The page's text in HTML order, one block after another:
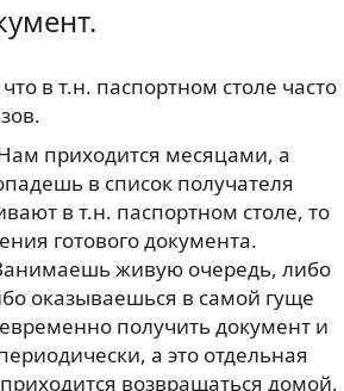
в т.н. паспортном столе часто
приходится месяцами, а
в список получателя
в т.н. паспортном столе, то
готового документа.
живую очередь, либо
оказываешься в самой гуще
получить документ и
а это отдельная
возвращаться домой,